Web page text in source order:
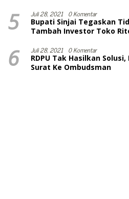
5 Juli 28, 2021 0 Komentar
Bupati Sinjai Tegaskan
Tambah Investor Toko
6 Juli 28, 2021 0 Komentar
RDPU Tak Hasilkan
Surat Ke Ombudsman